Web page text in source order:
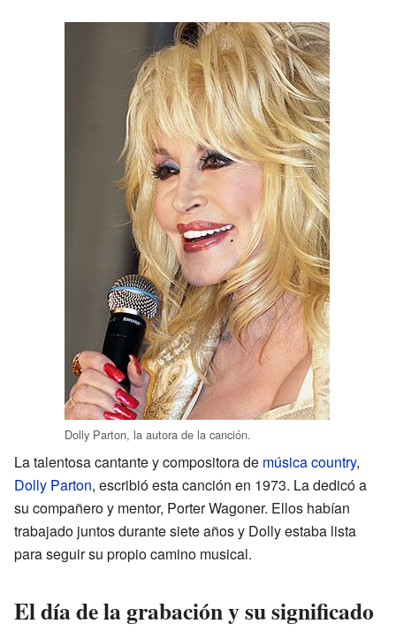
Dolly Parton, la autora de la canción.
La talentosa cantante y compositora de música country,
Dolly Parton, escribió esta canción en 1973. La dedicó a
su compañero y mentor, Porter Wagoner. Ellos habían
trabajado juntos durante siete años y Dolly estaba lista
para seguir su propio camino musical.
El día de la grabación y su significado